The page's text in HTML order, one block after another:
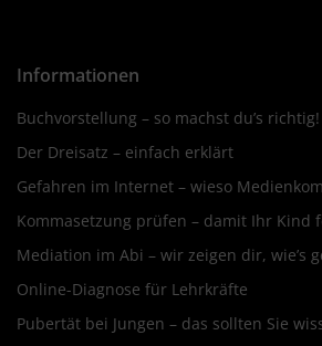
Informationen
Buchvorstellung – so machst du’s richtig!
Der Dreisatz – einfach erklärt
Gefahren im Internet – wieso
Kommasetzung prüfen – damit Ihr Kind
Mediation im Abi – wir zeigen dir, wie’s
Online-Diagnose für Lehrkräfte
Pubertät bei Jungen – das sollten Sie